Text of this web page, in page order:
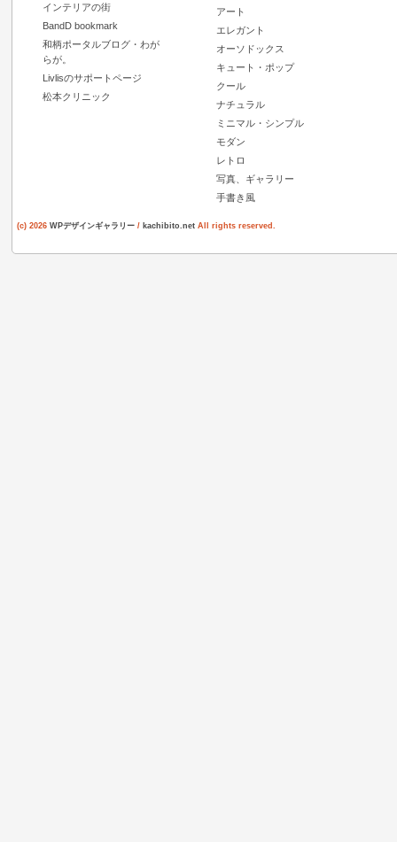
インテリアの街
BandD bookmark
和柄ポータルブログ・わが
らが。
Livlisのサポートページ
松本クリニック
アート
エレガント
オーソドックス
キュート・ポップ
クール
ナチュラル
ミニマル・シンプル
モダン
レトロ
写真、ギャラリー
手書き風
(c) 2026 WPデザインギャラリー / kachibito.net All rights reserved.